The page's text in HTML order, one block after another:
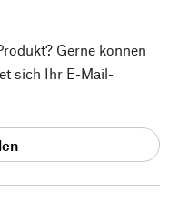
Gerne können
sich Ihr E-Mail-